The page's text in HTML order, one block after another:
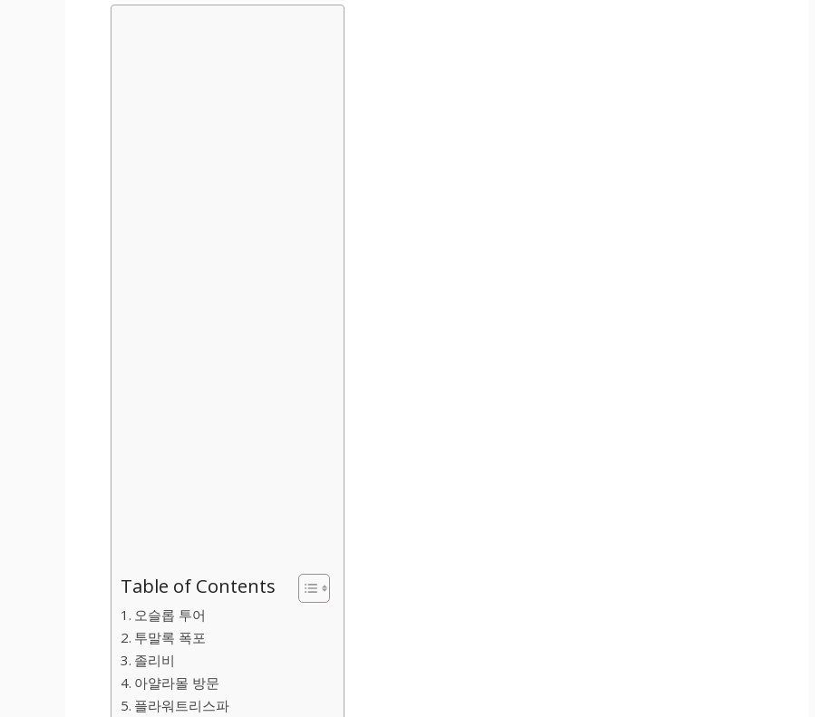
Table of Contents
오슬롭 투어
투말록 폭포
졸리비
아얄라몰 방문
플라워트리스파